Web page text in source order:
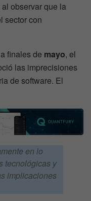
observar que la
sector con
finales de mayo, el
las imprecisiones
de software. El
en lo
tecnológicas y
implicaciones